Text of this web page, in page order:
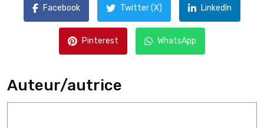
Facebook Twitter (X) LinkedIn
Pinterest WhatsApp
Auteur/autrice